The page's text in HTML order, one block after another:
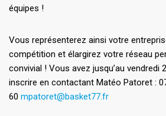
équipes !
Vous représenterez ainsi votre
compétition et élargirez votre réseau
convivial ! Vous avez jusqu’au vendredi
inscrire en contactant Matéo Patoret :
60 mpatoret@basket77.fr